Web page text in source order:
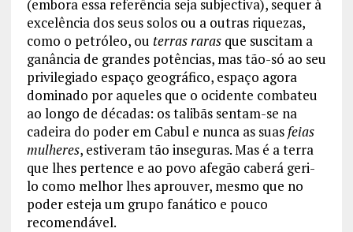
(embora essa referência seja subjectiva), sequer à
excelência dos seus solos ou a outras riquezas,
como o petróleo, ou terras raras que suscitam a
ganância de grandes potências, mas tão-só ao seu
privilegiado espaço geográfico, espaço agora
dominado por aqueles que o ocidente combateu
ao longo de décadas: os talibãs sentam-se na
cadeira do poder em Cabul e nunca as suas feias
mulheres, estiveram tão inseguras. Mas é a terra
que lhes pertence e ao povo afegão caberá geri-
lo como melhor lhes aprouver, mesmo que no
poder esteja um grupo fanático e pouco
recomendável.